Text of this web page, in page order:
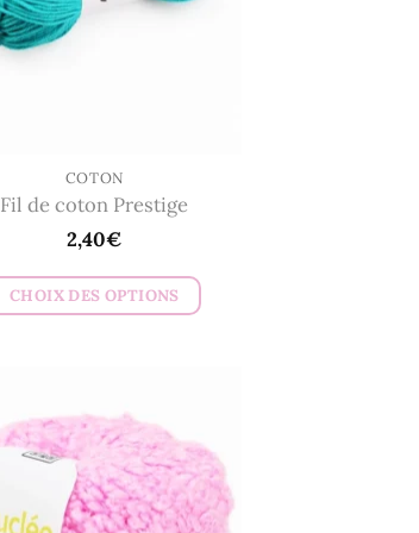
COTON
Fil de coton Prestige
2,40€
CHOIX DES OPTIONS
plusieurs
variations.
Les
options